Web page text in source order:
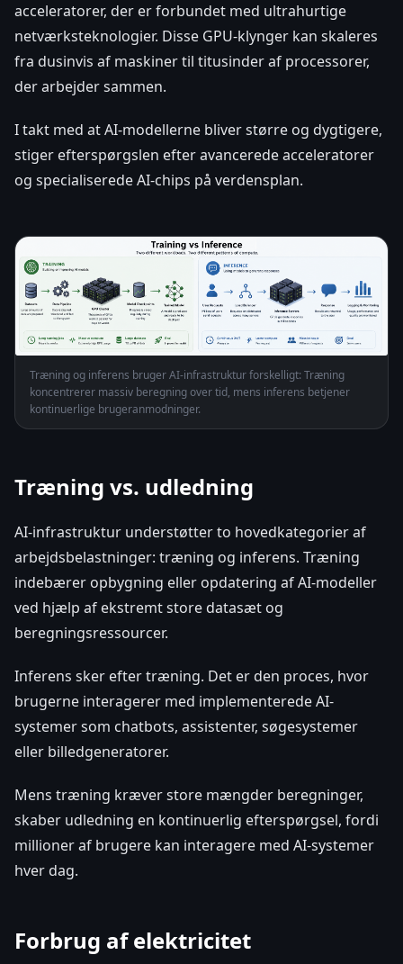
acceleratorer, der er forbundet med ultrahurtige
netværksteknologier. Disse GPU-klynger kan skaleres
fra dusinvis af maskiner til titusinder af processorer,
der arbejder sammen.
I takt med at AI-modellerne bliver større og dygtigere,
stiger efterspørgslen efter avancerede acceleratorer
og specialiserede AI-chips på verdensplan.
Træning og inferens bruger AI-infrastruktur forskelligt: Træning
koncentrerer massiv beregning over tid, mens inferens betjener
kontinuerlige brugeranmodninger.
Træning vs. udledning
AI-infrastruktur understøtter to hovedkategorier af
arbejdsbelastninger: træning og inferens. Træning
indebærer opbygning eller opdatering af AI-modeller
ved hjælp af ekstremt store datasæt og
beregningsressourcer.
Inferens sker efter træning. Det er den proces, hvor
brugerne interagerer med implementerede AI-
systemer som chatbots, assistenter, søgesystemer
eller billedgeneratorer.
Mens træning kræver store mængder beregninger,
skaber udledning en kontinuerlig efterspørgsel, fordi
millioner af brugere kan interagere med AI-systemer
hver dag.
Forbrug af elektricitet